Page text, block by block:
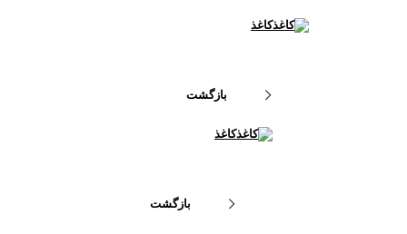
کاغذ
بازگشت
کاغذ
بازگشت